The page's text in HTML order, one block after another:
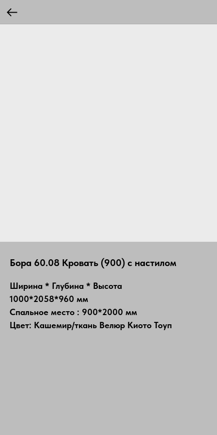
Бора 60.08 Кровать (900) с настилом
Ширина * Глубина * Высота
1000*2058*960 мм
Спальное место : 900*2000 мм
Цвет: Кашемир/ткань Велюр Киото Тоуп